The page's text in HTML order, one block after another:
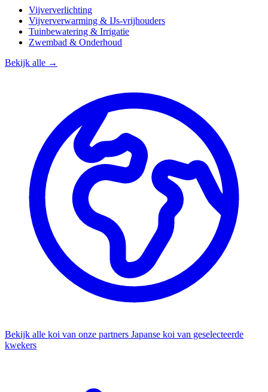
Vijververlichting
Vijververwarming & IJs-vrijhouders
Tuinbewatering & Irrigatie
Zwembad & Onderhoud
Bekijk alle →
Bekijk alle koi van onze partners Japanse koi van geselecteerde
kwekers